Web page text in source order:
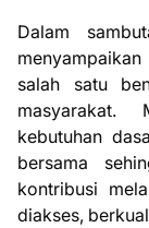
Dalam
salah satu
masyarakat.
kebutuhan
bersama
kontribusi
diakses,